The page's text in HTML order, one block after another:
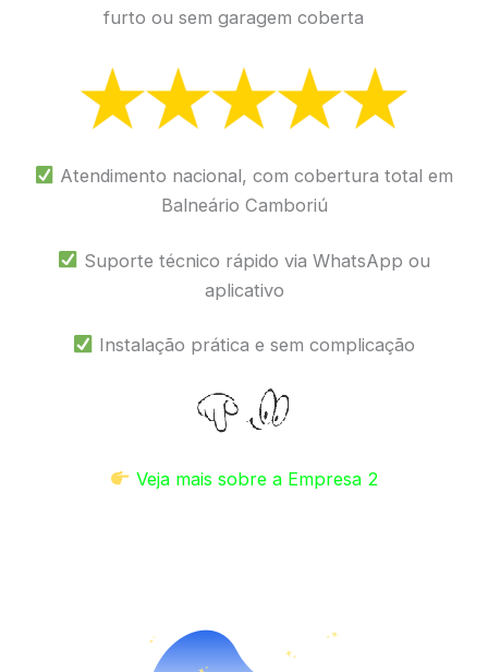
furto ou sem garagem coberta
Atendimento nacional, com cobertura total em
Balneário Camboriú
Suporte técnico rápido via WhatsApp ou
aplicativo
Instalação prática e sem complicação
Veja mais sobre a Empresa 2